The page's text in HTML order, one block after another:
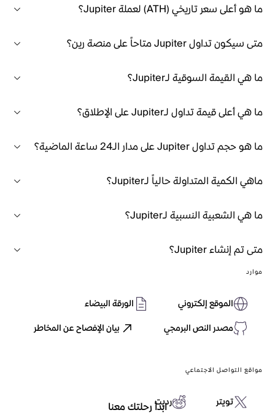
ما هو أعلى سعر تاريخي (ATH) لعملة Jupiter؟
متى سيكون تداول Jupiter متاحاً على منصة رين؟
ما هي القيمة السوقية لـJupiter؟
ما هي أعلى قيمة تداول لـJupiter على الإطلاق؟
ما هو حجم تداول Jupiter على مدار الـ24 ساعة الماضية؟
ماهي الكمية المتداولة حالياً لـJupiter؟
ما هي الشعبية النسبية لـJupiter؟
متى تم إنشاء Jupiter؟
موارد
الموقع إلكتروني
الورقة البيضاء
مصدر النص البرمجي
بيان الإفصاح عن المخاطر
مواقع التواصل الاجتماعي
تويتر رديت
ابدأ رحلتك معنا